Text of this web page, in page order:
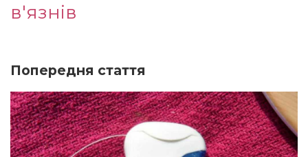
в'язнів
Попередня стаття